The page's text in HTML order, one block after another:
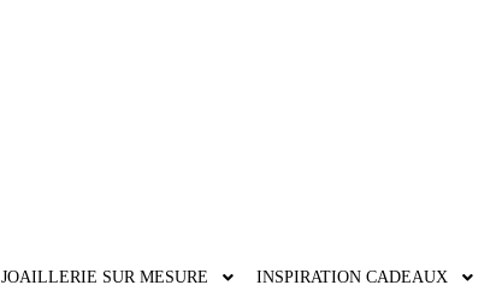
JOAILLERIE SUR MESURE INSPIRATION CADEAUX